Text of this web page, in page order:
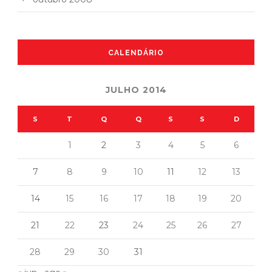
CALENDÁRIO
JULHO 2014
S T Q Q S S D
1 2 3 4 5 6
7 8 9 10 11 12 13
14 15 16 17 18 19 20
21 22 23 24 25 26 27
28 29 30
31